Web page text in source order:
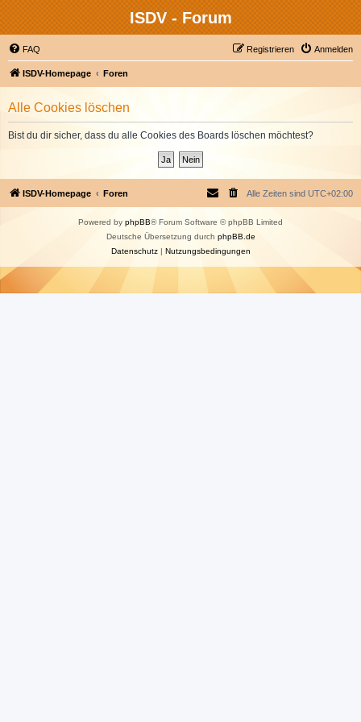
ISDV - Forum
FAQ Anmelden
Registrieren
ISDV-Homepage Foren
Alle Cookies löschen
Bist du dir sicher, dass du alle Cookies des Boards löschen möchtest?
ISDV-Homepage Foren Alle Zeiten sind UTC+02:00
Powered by phpBB® Forum Software © phpBB Limited
Deutsche Übersetzung durch phpBB.de
Datenschutz| Nutzungsbedingungen